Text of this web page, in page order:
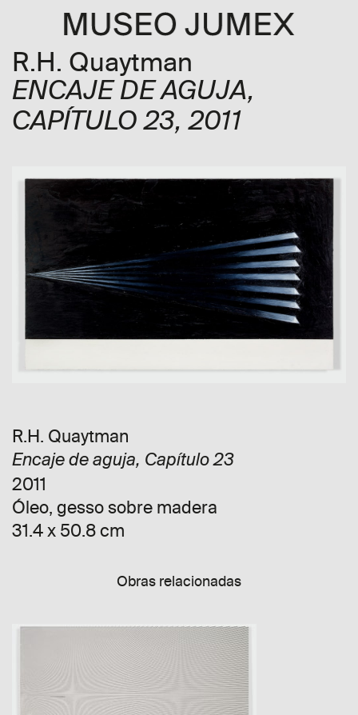
R.H. Quaytman
ENCAJE DE AGUJA,
CAPÍTULO 23, 2011
R.H. Quaytman
Encaje de aguja, Capítulo 23
2011
Óleo, gesso sobre madera
31.4 x 50.8 cm
Obras relacionadas